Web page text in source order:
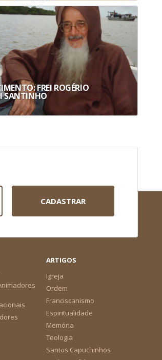
FREI ROGÉRIO
SANTINHO
CADASTRAR
ARTIGOS
Igreja
Ordem
Franciscanismo
Espiritualidade
Memória
Teologia
Santos Capuchinhos